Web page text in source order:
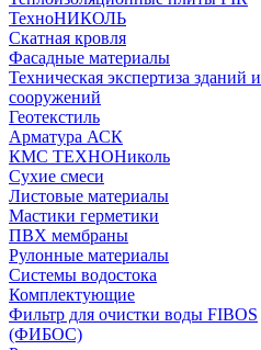
ТехноНИКОЛЬ
Скатная кровля
Фасадные материалы
Техническая экспертиза зданий и
сооружений
Геотекстиль
Арматура АСК
КМС ТЕХНОНиколь
Сухие смеси
Листовые материалы
Мастики герметики
ПВХ мембраны
Рулонные материалы
Системы водостока
Комплектующие
Фильтр для очистки воды FIBOS
(ФИБОС)